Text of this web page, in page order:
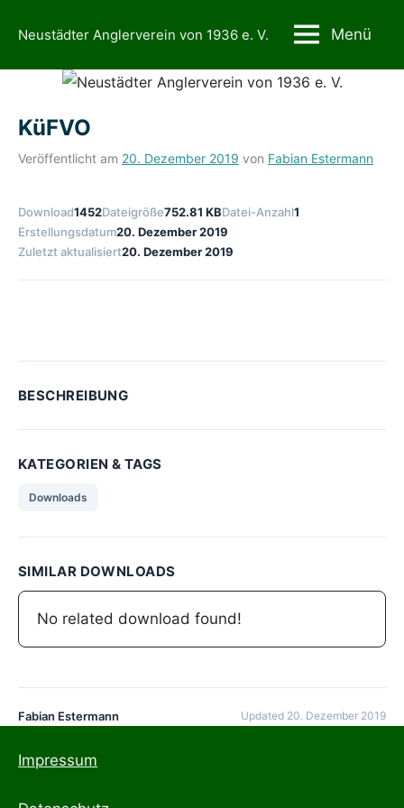
InhaltNeustädter Anglerverein von 1936 e. V. Menü
KüFVO
Veröffentlicht am 20. Dezember 2019 von Fabian Estermann
Download1452Dateigröße752.81 KBDatei-Anzahl1
Erstellungsdatum20. Dezember 2019
Zuletzt aktualisiert20. Dezember 2019
BESCHREIBUNG
KATEGORIEN & TAGS
Downloads
SIMILAR DOWNLOADS
No related download found!
Fabian Estermann Updated 20. Dezember 2019
Impressum